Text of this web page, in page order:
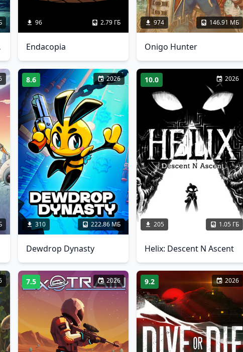
96 2.79 ГБ
Endacopia
974 146.91 МБ
Onigo Hunter
8.6 2026
310 222.86 МБ
Dewdrop Dynasty
10.0 2026
205 1.05 ГБ
Helix: Descent N Ascent
7.5 2026 9.2 2026